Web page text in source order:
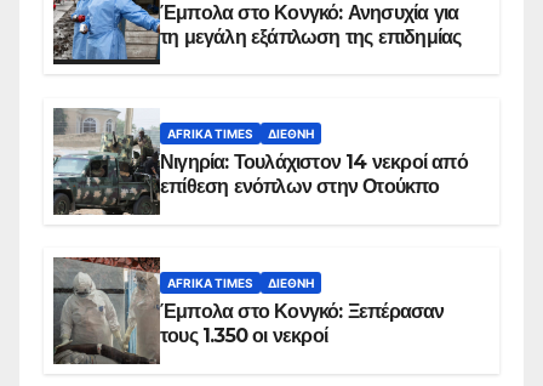
Έμπολα στο Κονγκό: Ανησυχία για
τη μεγάλη εξάπλωση της επιδημίας
AFRIKA TIMES ΔΙΕΘΝΉ
Νιγηρία: Τουλάχιστον 14 νεκροί από
επίθεση ενόπλων στην Οτούκπο
AFRIKA TIMES ΔΙΕΘΝΉ
Έμπολα στο Κονγκό: Ξεπέρασαν
τους 1.350 οι νεκροί